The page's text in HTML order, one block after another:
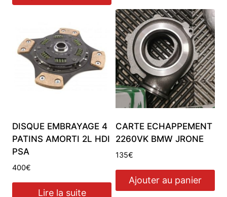
DISQUE EMBRAYAGE 4
PATINS AMORTI 2L HDI
PSA
400€
Lire la suite
CARTE ECHAPPEMENT
2260VK BMW JRONE
135€
Ajouter au panier